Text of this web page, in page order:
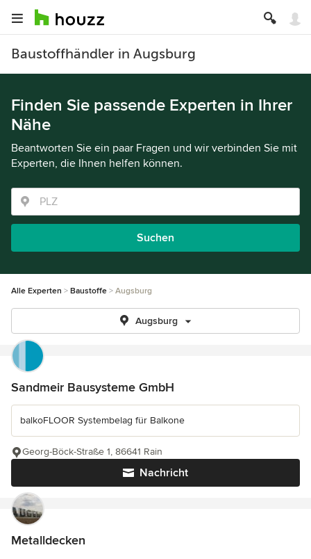
Baustoffhändler in Augsburg
Finden Sie passende Experten in Ihrer
Nähe
Beantworten Sie ein paar Fragen und wir verbinden Sie mit
Experten, die Ihnen helfen können.
Suchen
Alle Experten Baustoffe Augsburg
Augsburg
Sandmeir Bausysteme GmbH
balkoFLOOR Systembelag für Balkone
Nachricht
Georg-Böck-Straße 1, 86641 Rain
Metalldecken